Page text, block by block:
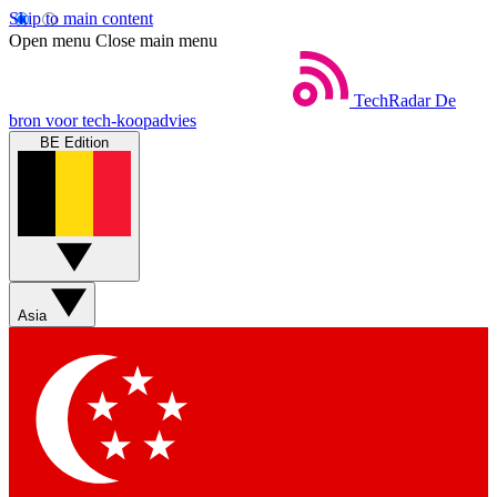
Skip to main content
Open menu Close main menu
TechRadar De
bron voor tech-koopadvies
BE Edition
Asia